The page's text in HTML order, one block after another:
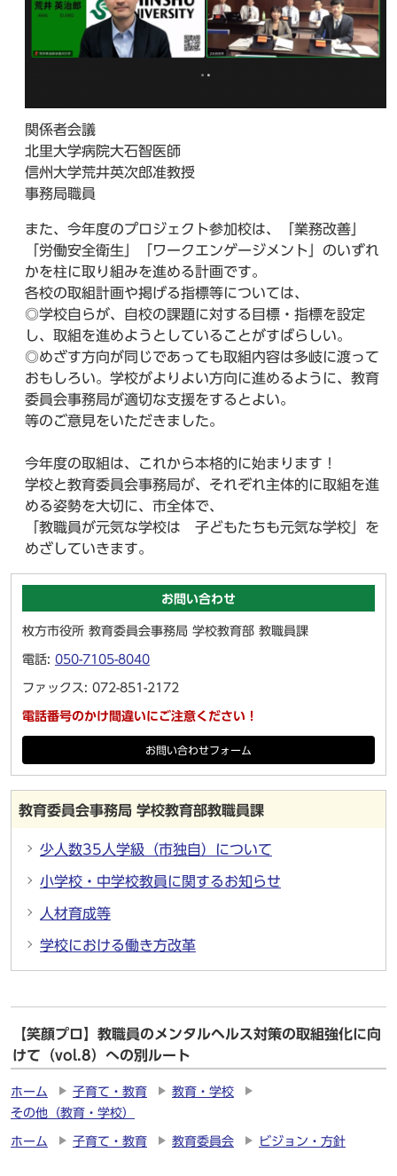
関係者会議
北里大学病院大石智医師
信州大学荒井英次郎准教授
事務局職員
また、今年度のプロジェクト参加校は、「業務改善」
「労働安全衛生」「ワークエンゲージメント」のいずれ
かを柱に取り組みを進める計画です。
各校の取組計画や掲げる指標等については、
◎学校自らが、自校の課題に対する目標・指標を設定
し、取組を進めようとしていることがすばらしい。
◎めざす方向が同じであっても取組内容は多岐に渡って
おもしろい。学校がよりよい方向に進めるように、教育
委員会事務局が適切な支援をするとよい。
等のご意見をいただきました。
今年度の取組は、これから本格的に始まります！
学校と教育委員会事務局が、それぞれ主体的に取組を進
める姿勢を大切に、市全体で、
「教職員が元気な学校は 子どもたちも元気な学校」を
めざしていきます。
お問い合わせ
枚方市役所 教育委員会事務局 学校教育部 教職員課
電話: 050-7105-8040
ファックス: 072-851-2172
電話番号のかけ間違いにご注意ください！
お問い合わせフォーム
教育委員会事務局 学校教育部教職員課
少人数35人学級（市独自）について
小学校・中学校教員に関するお知らせ
人材育成等
学校における働き方改革
【笑顔プロ】教職員のメンタルヘルス対策の取組強化に向
けて（vol.8）への別ルート
ホーム 子育て・教育
教育・学校
その他（教育・学校）
ホーム 子育て・教育 教育委員会 ビジョン・方針